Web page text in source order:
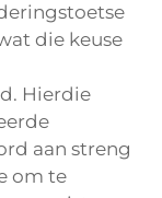
die keuse
Hierdie
aan streng
om te